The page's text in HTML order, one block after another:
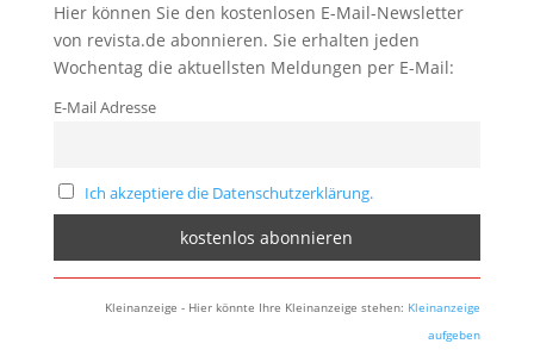
Hier können Sie den kostenlosen E-Mail-Newsletter
von revista.de abonnieren. Sie erhalten jeden
Wochentag die aktuellsten Meldungen per E-Mail:
E-Mail Adresse
Ich akzeptiere die Datenschutzerklärung.
Kleinanzeige - Hier könnte Ihre Kleinanzeige stehen: Kleinanzeige
aufgeben